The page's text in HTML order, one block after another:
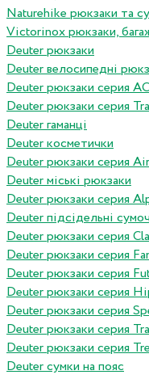
Naturehike рюкзаки та
Victorinox рюкзаки,
Deuter рюкзаки
Deuter велосипедні
Deuter рюкзаки серия
Deuter рюкзаки серия
Deuter гаманці
Deuter косметички
Deuter рюкзаки серия
Deuter міські рюкзаки
Deuter рюкзаки серия
Deuter підсідельні
Deuter рюкзаки серия
Deuter рюкзаки серия
Deuter рюкзаки серия
Deuter рюкзаки серия
Deuter рюкзаки серия
Deuter рюкзаки серия
Deuter рюкзаки серия
Deuter сумки на пояс